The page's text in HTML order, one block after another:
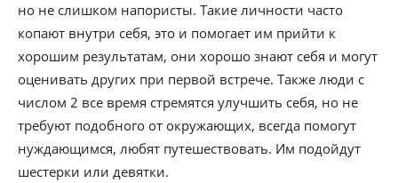
но не слишком напористы. Такие личности часто
копают внутри себя, это и помогает им прийти к
хорошим результатам, они хорошо знают себя и могут
оценивать других при первой встрече. Также люди с
числом 2 все время стремятся улучшить себя, но не
требуют подобного от окружающих, всегда помогут
нуждающимся, любят путешествовать. Им подойдут
шестерки или девятки.